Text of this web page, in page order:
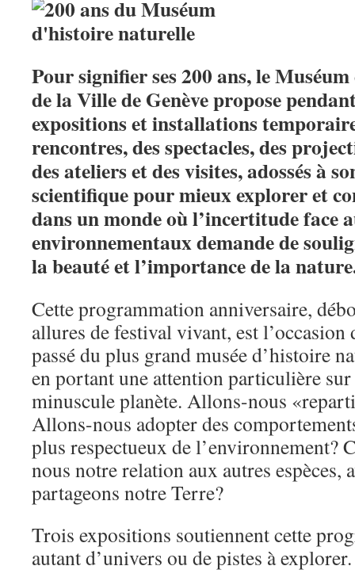
Pour signifier ses 200 ans, le
de la Ville de Genève propose
expositions et installations
rencontres, des spectacles, des
des ateliers et des visites, adossés à
scientifique pour mieux explorer et
dans un monde où l’incertitude face
environnementaux demande de
la beauté et l’importance de la
Cette programmation anniversaire,
allures de festival vivant, est
passé du plus grand musée d’histoire
en portant une attention particulière
minuscule planète. Allons-nous
Allons-nous adopter des
plus respectueux de l’environnement?
nous notre relation aux autres espèces,
partageons notre Terre?
Trois expositions soutiennent cette
autant d’univers ou de pistes à explorer.